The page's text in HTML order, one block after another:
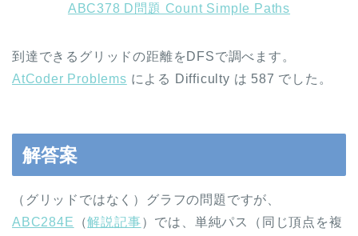
ABC378 D問題 Count Simple Paths
到達できるグリッドの距離をDFSで調べます。
AtCoder Problems による Difficulty は 587 でした。
解答案
（グリッドではなく）グラフの問題ですが、
ABC284E （解説記事）では、単純パス（同じ頂点を複